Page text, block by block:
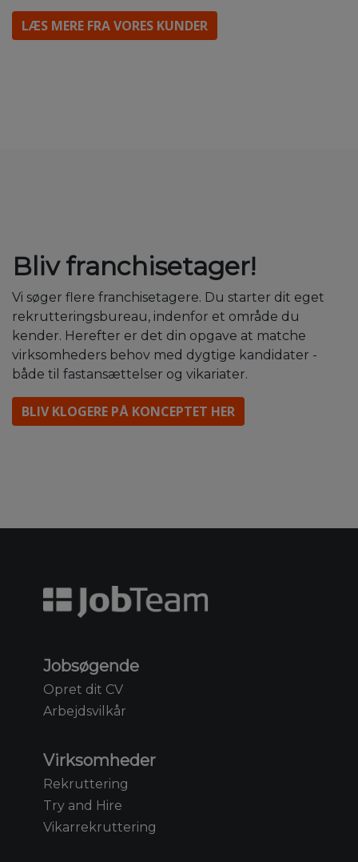
LÆS MERE FRA VORES KUNDER
Bliv franchisetager!
Vi søger flere franchisetagere. Du starter dit eget
rekrutteringsbureau, indenfor et område du
kender. Herefter er det din opgave at matche
virksomheders behov med dygtige kandidater -
både til fastansættelser og vikariater.
BLIV KLOGERE PÅ KONCEPTET HER
Jobsøgende
Opret dit CV
Arbejdsvilkår
Virksomheder
Rekruttering
Try and Hire
Vikarrekruttering